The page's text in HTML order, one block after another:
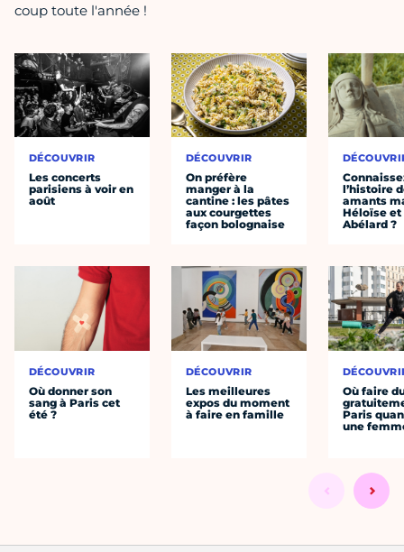
coup toute l'année !
DÉCOUVRIR
Les concerts
parisiens à voir en
août
DÉCOUVRIR
Où donner son
sang à Paris cet
été ?
DÉCOUVRIR
On préfère
manger à la
cantine : les pâtes
aux courgettes
façon bolognaise
DÉCOUVRIR
Les meilleures
expos du moment
à faire en famille
l’histoire
amants
Héloïse et
Abélard ?
Où faire
Paris
une